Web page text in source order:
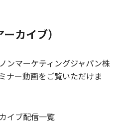
カイブ）
ンマーケティングジャパン株
ナー動画をご覧いただけま
イブ配信一覧